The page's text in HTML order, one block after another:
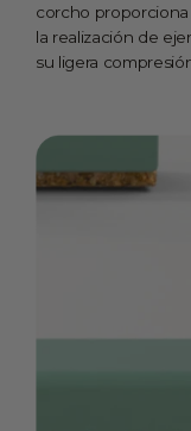
corcho
la realización de
su ligera